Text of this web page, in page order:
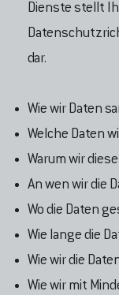
Dienste stellt
dar.
Wie wir Daten
Welche Daten
Warum wir
An wen wir die
Wo die Daten
Wie lange die
Wie wir die
Wie wir mit